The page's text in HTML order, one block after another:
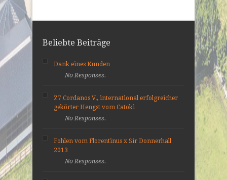
Beliebte Beiträge
Dank eines Kunden
No Responses.
Z7 Cordanos V., international erfolgreicher
gekörter Hengst vom Catoki
No Responses.
Fohlen vom Florentinus x Sir Donnerhall
2013
No Responses.